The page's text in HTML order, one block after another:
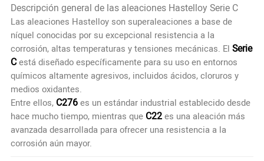
Descripción general de las aleaciones Hastelloy Serie C
Las aleaciones Hastelloy son superaleaciones a base de
níquel conocidas por su excepcional resistencia a la
corrosión, altas temperaturas y tensiones mecánicas. El Serie
Cestá diseñado específicamente para su uso en entornos
químicos altamente agresivos, incluidos ácidos, cloruros y
medios oxidantes.
Entre ellos, C276es un estándar industrial establecido desde
hace mucho tiempo, mientras que C22es una aleación más
avanzada desarrollada para ofrecer una resistencia a la
corrosión aún mayor.